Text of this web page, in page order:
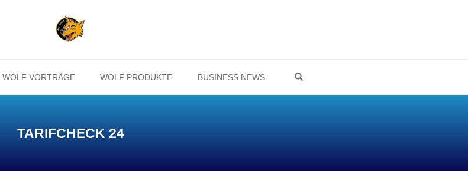
WOLF VORTRÄGE WOLF PRODUKTE BUSINESS NEWS
TARIFCHECK 24